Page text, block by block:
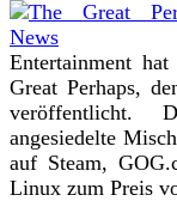
Entertainment
Great Perhaps,
veröffentlicht.
angesiedelte
auf Steam,
Linux zum Preis